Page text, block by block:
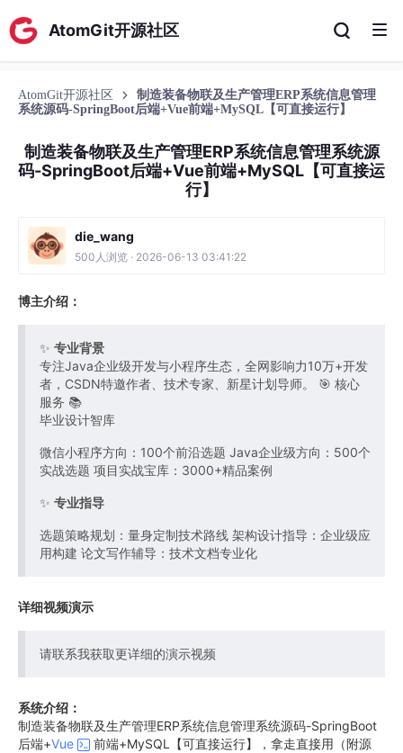
AtomGit开源社区
AtomGit开源社区
制造装备物联及生产管理ERP系统信息管理
系统源码-SpringBoot后端+Vue前端+MySQL【可直接运行】
制造装备物联及生产管理ERP系统信息管理系统源
码-SpringBoot后端+Vue前端+MySQL【可直接运
行】
die_wang
500人浏览 · 2026-06-13 03:41:22
博主介绍：
✨ 专业背景
专注Java企业级开发与小程序生态，全网影响力10万+开发
者，CSDN特邀作者、技术专家、新星计划导师。 🎯 核心
服务 📚
毕业设计智库
微信小程序方向：100个前沿选题 Java企业级方向：500个
实战选题 项目实战宝库：3000+精品案例
✨ 专业指导
选题策略规划：量身定制技术路线 架构设计指导：企业级应
用构建 论文写作辅导：技术文档专业化
详细视频演示
请联系我获取更详细的演示视频
系统介绍：
制造装备物联及生产管理ERP系统信息管理系统源码-SpringBoot
后端+Vue
前端+MySQL【可直接运行】，拿走直接用（附源